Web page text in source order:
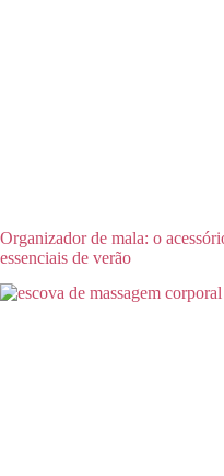
Organizador de mala: o
essenciais de verão